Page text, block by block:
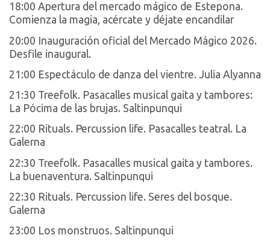
18:00 Apertura del mercado mágico de Estepona.
Comienza la magia, acércate y déjate encandilar
20:00 Inauguración oficial del Mercado Mágico 2026.
Desfile inaugural.
21:00 Espectáculo de danza del vientre. Julia Alyanna
21:30 Treefolk. Pasacalles musical gaita y tambores:
La Pócima de las brujas. Saltinpunqui
22:00 Rituals. Percussion life. Pasacalles teatral. La
Galerna
22:30 Treefolk. Pasacalles musical gaita y tambores.
La buenaventura. Saltinpunqui
22:30 Rituals. Percussion life. Seres del bosque.
Galerna
23:00 Los monstruos. Saltinpunqui